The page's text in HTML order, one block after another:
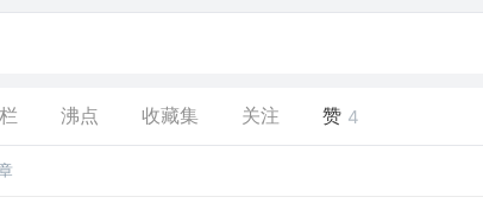
沸点 收藏集 关注 赞 4